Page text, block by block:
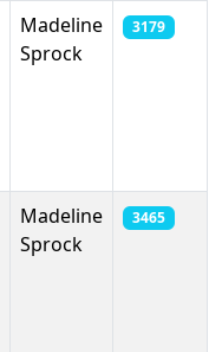
Madeline
Sprock
3179
Madeline
Sprock
3465